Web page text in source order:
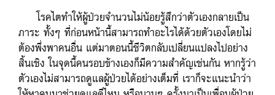
โรคไตทำให้ผู้ป่วยจำนวนไม่น้อยรู้สึกว่าตัวเองกลายเป็น
ภาระ ทั้งๆ ที่ก่อนหน้านี้สามารถทำอะไรได้ด้วยตัวเองโดยไม่
ต้องพึ่งพาคนอื่น แต่มาตอนนี้ชีวิตกลับเปลี่ยนแปลงไปอย่าง
สิ้นเชิง ในจุดนี้คนรอบข้างเองก็มีความสำคัญเช่นกัน หากรู้ว่า
ตัวเองไม่สามารถดูแลผู้ป่วยได้อย่างเต็มที่ เราก็จะแนะนำว่า